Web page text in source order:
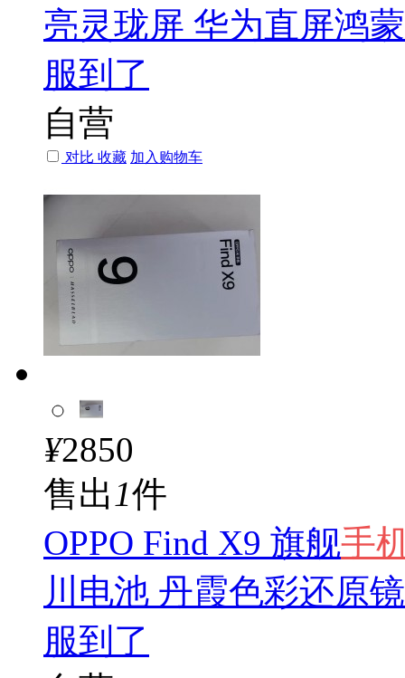
亮灵珑屏 华为直屏鸿
服到了
自营
对比 收藏 加入购物车
¥2850
售出1件
OPPO Find X9 旗舰手
川电池 丹霞色彩还原
服到了